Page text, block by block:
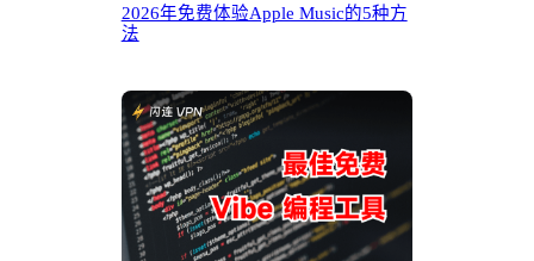
2026年免费体验Apple Music的5种方
法